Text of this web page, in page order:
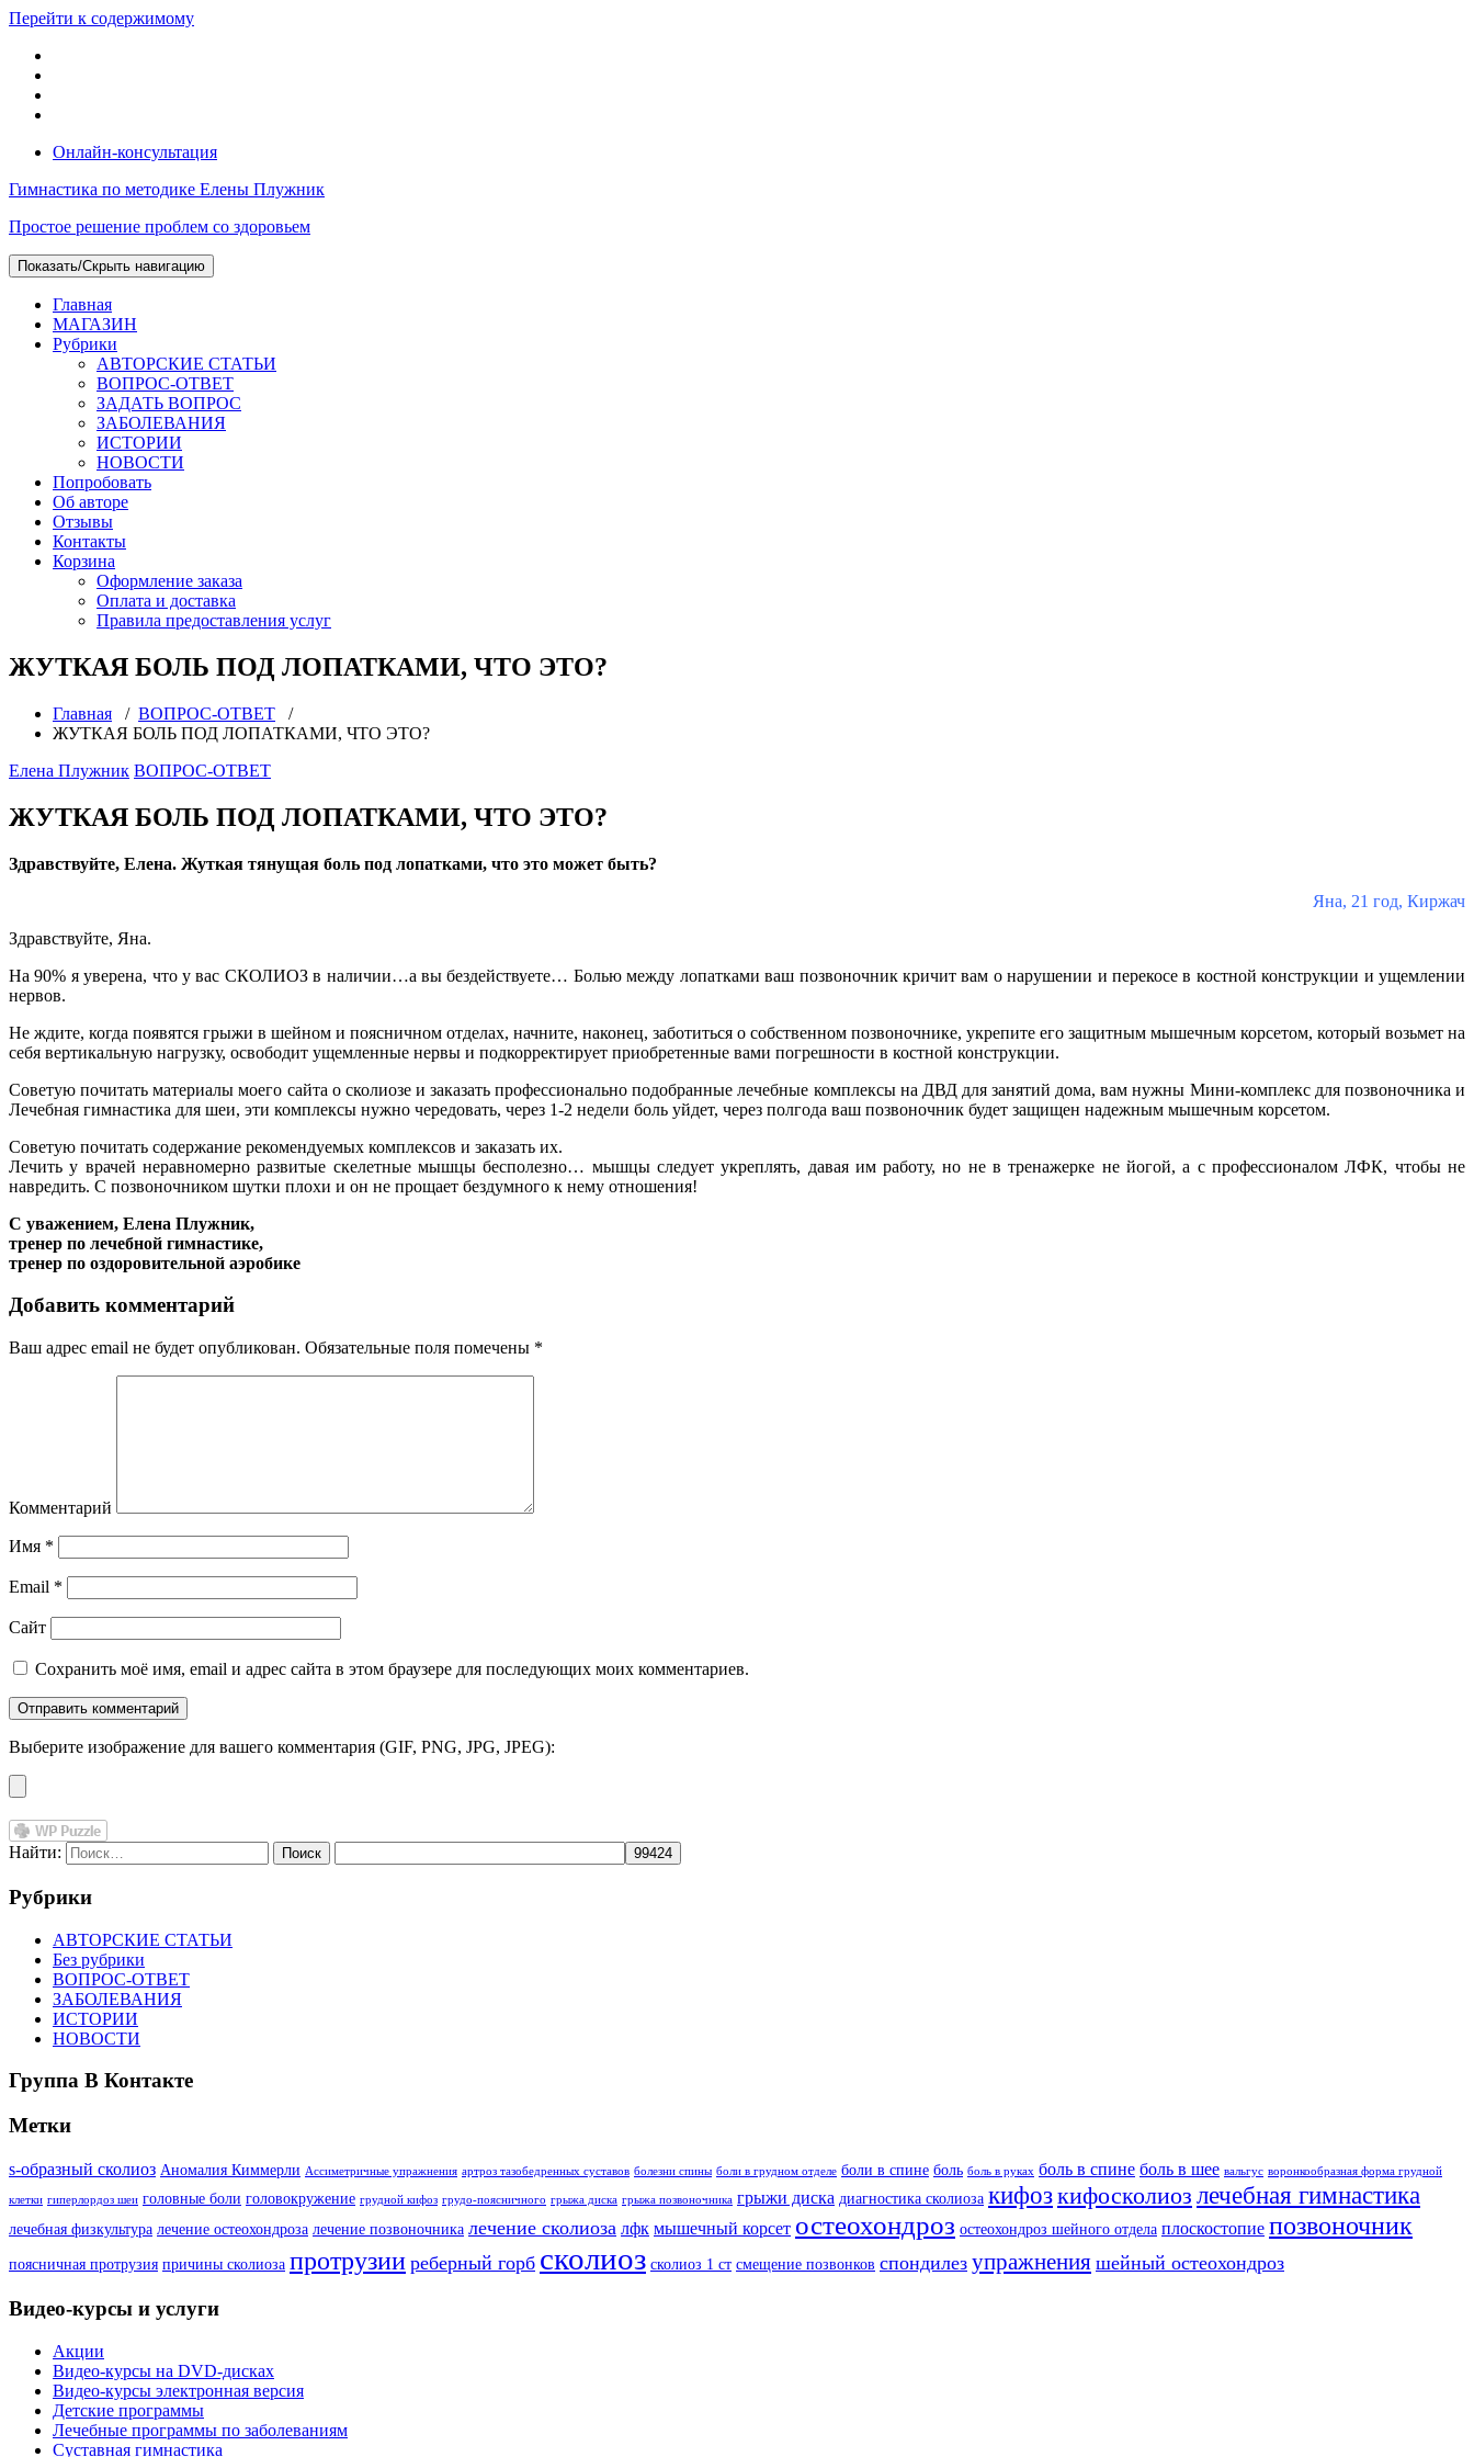
Перейти к содержимому
Онлайн-консультация
Гимнастика по методике Елены Плужник
Простое решение проблем со здоровьем
Показать/Скрыть навигацию
Главная
МАГАЗИН
Рубрики
АВТОРСКИЕ СТАТЬИ
ВОПРОС-ОТВЕТ
ЗАДАТЬ ВОПРОС
ЗАБОЛЕВАНИЯ
ИСТОРИИ
НОВОСТИ
Попробовать
Об авторе
Отзывы
Контакты
Корзина
Оформление заказа
Оплата и доставка
Правила предоставления услуг
ЖУТКАЯ БОЛЬ ПОД ЛОПАТКАМИ, ЧТО ЭТО?
Главная / ВОПРОС-ОТВЕТ /
ЖУТКАЯ БОЛЬ ПОД ЛОПАТКАМИ, ЧТО ЭТО?
Елена Плужник ВОПРОС-ОТВЕТ
ЖУТКАЯ БОЛЬ ПОД ЛОПАТКАМИ, ЧТО ЭТО?
Здравствуйте, Елена. Жуткая тянущая боль под лопатками, что это может быть?
Яна, 21 год, Киржач
Здравствуйте, Яна.
На 90% я уверена, что у вас СКОЛИОЗ в наличии…а вы бездействуете… Болью между лопатками ваш позвоночник кричит вам о нарушении и перекосе в костной конструкции и ущемлении
нервов.
Не ждите, когда появятся грыжи в шейном и поясничном отделах, начните, наконец, заботиться о собственном позвоночнике, укрепите его защитным мышечным корсетом, который возьмет на
себя вертикальную нагрузку, освободит ущемленные нервы и подкорректирует приобретенные вами погрешности в костной конструкции.
Советую почитать материалы моего сайта о сколиозе и заказать профессионально подобранные лечебные комплексы на ДВД для занятий дома, вам нужны Мини-комплекс для позвоночника и
Лечебная гимнастика для шеи, эти комплексы нужно чередовать, через 1-2 недели боль уйдет, через полгода ваш позвоночник будет защищен надежным мышечным корсетом.
Советую почитать содержание рекомендуемых комплексов и заказать их.
Лечить у врачей неравномерно развитые скелетные мышцы бесполезно… мышцы следует укреплять, давая им работу, но не в тренажерке не йогой, а с профессионалом ЛФК, чтобы не
навредить. С позвоночником шутки плохи и он не прощает бездумного к нему отношения!
С уважением, Елена Плужник,
тренер по лечебной гимнастике,
тренер по оздоровительной аэробике
Добавить комментарий
Ваш адрес email не будет опубликован. Обязательные поля помечены *
Комментарий
Имя *
Email *
Сайт
Сохранить моё имя, email и адрес сайта в этом браузере для последующих моих комментариев.
Выберите изображение для вашего комментария (GIF, PNG, JPG, JPEG):
Найти:
Рубрики
АВТОРСКИЕ СТАТЬИ
Без рубрики
ВОПРОС-ОТВЕТ
ЗАБОЛЕВАНИЯ
ИСТОРИИ
НОВОСТИ
Группа В Контакте
Метки
s-образный сколиоз Аномалия Киммерли Ассиметричные упражнения артроз тазобедренных суставов болезни спины боли в грудном отделе боли в спине боль боль в руках боль в спине боль в шее вальгус воронкообразная форма грудной
клетки гиперлордоз шеи головные боли головокружение грудной кифоз грудо-поясничного грыжа диска грыжа позвоночника грыжи диска диагностика сколиоза кифозкифосколиоз лечебная гимнастика
лечебная физкультура лечение остеохондроза лечение позвоночника лечение сколиоза лфк мышечный корсет остеохондроз остеохондроз шейного отдела плоскостопие позвоночник
поясничная протрузия причины сколиоза протрузии реберный горб сколиоз сколиоз 1 ст смещение позвонков спондилез упражнения шейный остеохондроз
Видео-курсы и услуги
Акции
Видео-курсы на DVD-дисках
Видео-курсы электронная версия
Детские программы
Лечебные программы по заболеваниям
Суставная гимнастика